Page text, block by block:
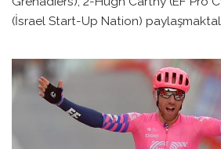
(İsrael Start-Up Nation)